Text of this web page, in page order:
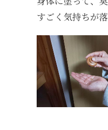
すごく気持ちが落